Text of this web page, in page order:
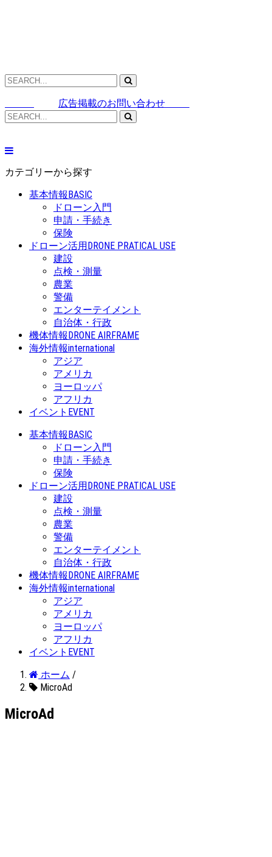
広告掲載のお問い合わせ
カテゴリーから探す
基本情報BASIC
ドローン入門
申請・手続き
保険
ドローン活用DRONE PRATICAL USE
建設
点検・測量
農業
警備
エンターテイメント
自治体・行政
機体情報DRONE AIRFRAME
海外情報international
アジア
アメリカ
ヨーロッパ
アフリカ
イベント EVENT
基本情報BASIC
ドローン入門
申請・手続き
保険
ドローン活用DRONE PRATICAL USE
建設
点検・測量
農業
警備
エンターテイメント
自治体・行政
機体情報DRONE AIRFRAME
海外情報international
アジア
アメリカ
ヨーロッパ
アフリカ
イベント EVENT
ホーム /
MicroAd
MicroAd